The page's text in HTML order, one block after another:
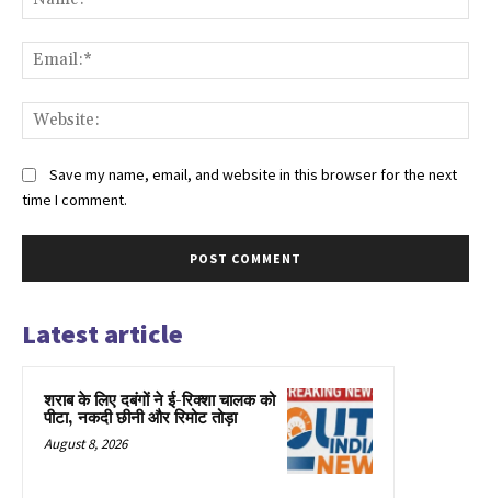
Save my name, email, and website in this browser for the next
time I comment.
Latest article
शराब के लिए दबंगों ने ई-रिक्शा चालक को
पीटा, नकदी छीनी और रिमोट तोड़ा
August 8, 2026